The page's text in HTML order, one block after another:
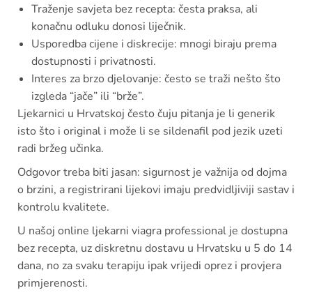
Traženje savjeta bez recepta: česta praksa, ali
konačnu odluku donosi liječnik.
Usporedba cijene i diskrecije: mnogi biraju prema
dostupnosti i privatnosti.
Interes za brzo djelovanje: često se traži nešto što
izgleda “jače” ili “brže”.
Ljekarnici u Hrvatskoj često čuju pitanja je li generik
isto što i original i može li se sildenafil pod jezik uzeti
radi bržeg učinka.
Odgovor treba biti jasan: sigurnost je važnija od dojma
o brzini, a registrirani lijekovi imaju predvidljiviji sastav i
kontrolu kvalitete.
U našoj online ljekarni viagra professional je dostupna
bez recepta, uz diskretnu dostavu u Hrvatsku u 5 do 14
dana, no za svaku terapiju ipak vrijedi oprez i provjera
primjerenosti.